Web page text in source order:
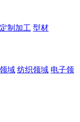
定制加工 型材
域 纺织领域 电子领